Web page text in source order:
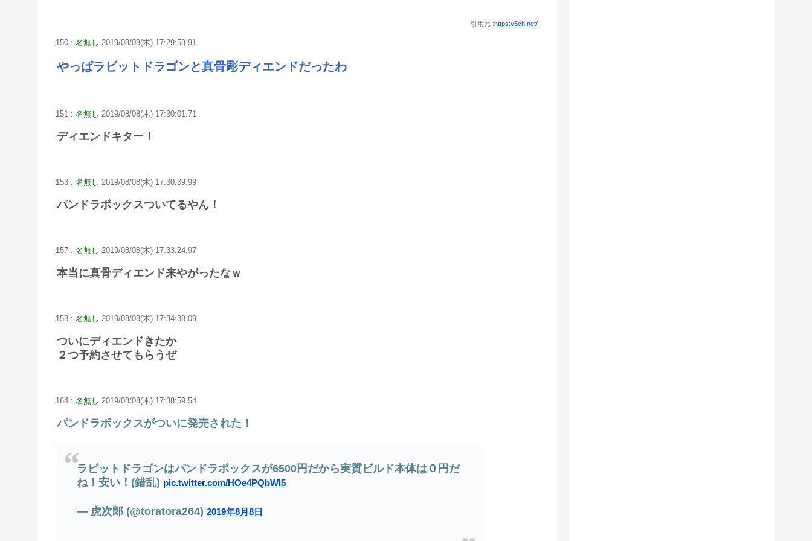
引用元 :https://5ch.net/
150 : 名無し 2019/08/08(木) 17:29:53.91
やっぱラビットドラゴンと真骨彫ディエンドだったわ
151 : 名無し 2019/08/08(木) 17:30:01.71
ディエンドキター！
153 : 名無し 2019/08/08(木) 17:30:39.99
パンドラボックスついてるやん！
157 : 名無し 2019/08/08(木) 17:33:24.97
本当に真骨ディエンド来やがったなｗ
158 : 名無し 2019/08/08(木) 17:34:38.09
ついにディエンドきたか
２つ予約させてもらうぜ
164 : 名無し 2019/08/08(木) 17:38:59.54
パンドラボックスがついに発売された！
ラビットドラゴンはパンドラボックスが6500円だから実質ビルド本体は０円だ
ね！安い！(錯乱) pic.twitter.com/HOe4PQbWI5
— 虎次郎 (@toratora264)2019年8月8日